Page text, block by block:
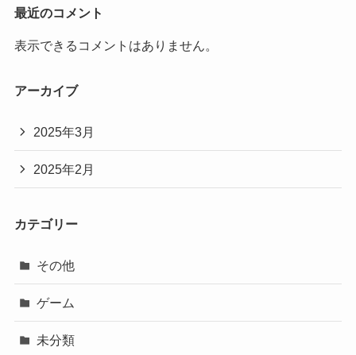
最近のコメント
表示できるコメントはありません。
アーカイブ
2025年3月
2025年2月
カテゴリー
その他
ゲーム
未分類